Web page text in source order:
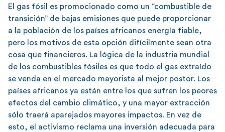
El gas fósil es promocionado como un “combustible de
transición” de bajas emisiones que puede proporcionar
a la población de los países africanos energía fiable,
pero los motivos de esta opción difícilmente sean otra
cosa que financieros. La lógica de la industria mundial
de los combustibles fósiles es que todo el gas extraído
se venda en el mercado mayorista al mejor postor. Los
países africanos ya están entre los que sufren los peores
efectos del cambio climático, y una mayor extracción
sólo traerá aparejados mayores impactos. En vez de
esto, el activismo reclama una inversión adecuada para